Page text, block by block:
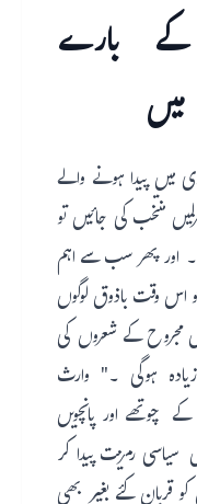
کے بارے
میں
میں پیدا ہونے والے
منتخب کی جائیں تو
اور پھر سب سے اہم
اس وقت باذوق لوگوں
کے شعروں کی
ہوگی ۔" وارث
چوتھے اور پانچویں
رمزیت پیدا کر